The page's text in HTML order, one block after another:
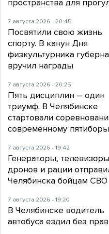
пространства для
7 августа 2026 - 20:45
Посвятили свою жизнь
спорту. В канун Дня
физкультурника
вручил награды
7 августа 2026 - 20:25
Пять дисциплин – один
триумф. В Челябинске
стартовали
современному
7 августа 2026 - 19:42
Генераторы,
дронов и рации
Челябинска бойцам СВО
7 августа 2026 - 19:20
В Челябинске водитель
автобуса ездил без прав